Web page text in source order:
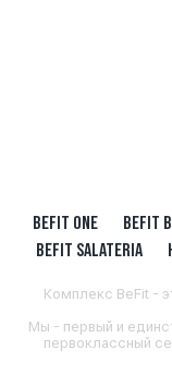
BEFIT ONE BEFIT
BEFIT SALATERIA
Комплекс BeFit -
Мы - первый и
первоклассный